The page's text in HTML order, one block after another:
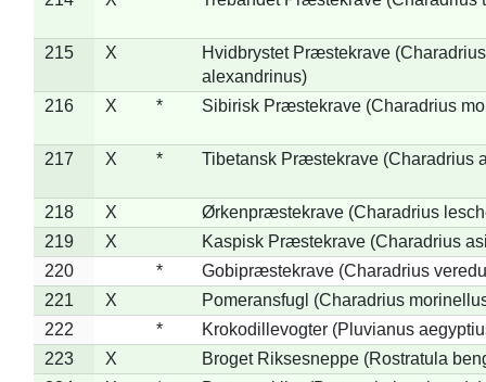
215 X
Hvidbrystet Præstekrave (Charadrius
alexandrinus)
216
X * Sibirisk Præstekrave (Charadrius
217 X * Tibetansk Præstekrave (Charadrius
218 X
Ørkenpræstekrave (Charadrius
219
X
Kaspisk Præstekrave (Charadrius
220
*
Gobipræstekrave (Charadrius
221
X
Pomeransfugl (Charadrius
222
*
Krokodillevogter (Pluvianus
223
X
Broget Riksesneppe (Rostratula